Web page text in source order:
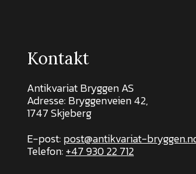
Kontakt
Antikvariat Bryggen AS
Adresse: Bryggenveien 42,
1747 Skjeberg
E-post:post@antikvariat-
Telefon:+47 930 22 712